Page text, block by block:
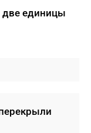
две единицы